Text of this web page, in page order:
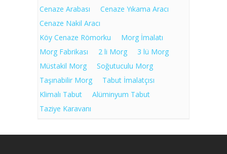
Cenaze Arabası
Cenaze Yıkama Aracı
Cenaze Nakil Aracı
Köy Cenaze Römorku
Morg İmalatı
Morg Fabrikası
2 li Morg
3 lü Morg
Müstakil Morg
Soğutuculu Morg
Taşınabilir Morg
Tabut İmalatçısı
Klimalı Tabut
Alüminyum Tabut
Taziye Karavanı